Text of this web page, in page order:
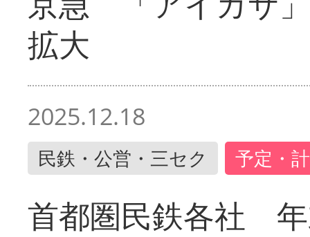
拡大
2025.12.18
民鉄・公営・三セク 予定・
首都圏民鉄各社